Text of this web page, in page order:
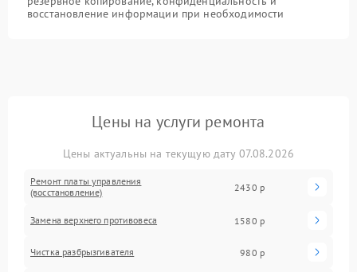
восстановление информации при необходимости
Цены на услуги ремонта
Цены актуальны на текущую дату 07.08.2026
Ремонт платы управления
(восстановление)
2430 р
Замена верхнего противовеса 1580 р
Чистка разбрызгивателя 980 р